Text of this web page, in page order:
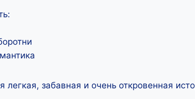
легкая, забавная и очень откровенная